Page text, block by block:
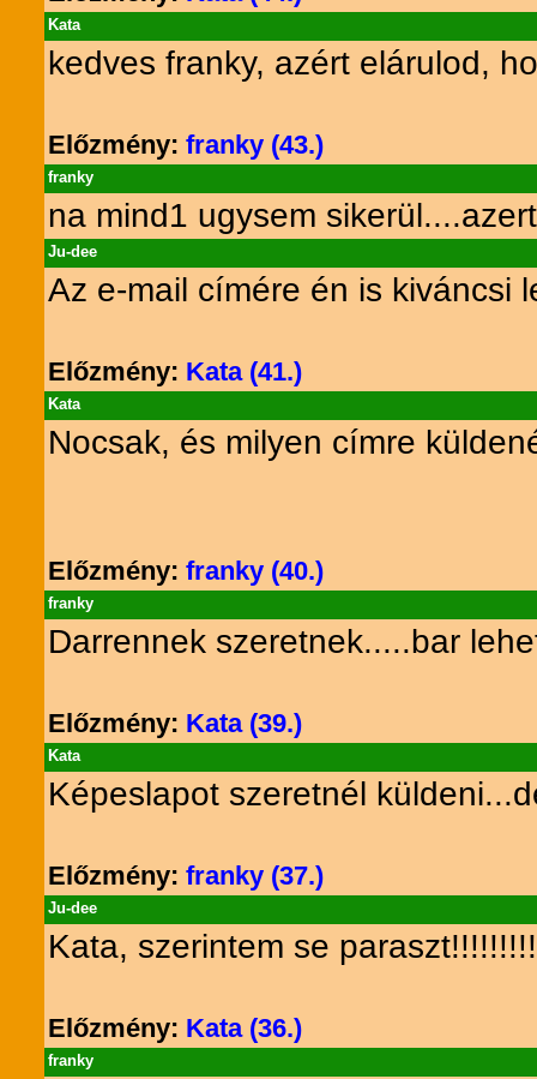
Kata
kedves franky, azért elárulod,
Előzmény: franky (43.)
franky
na mind1 ugysem
Ju-dee
Az e-mail címére én is kiváncsi
Előzmény: Kata (41.)
Kata
Nocsak, és milyen címre
Előzmény: franky (40.)
franky
Darrennek szeretnek.....bar
Előzmény: Kata (39.)
Kata
Képeslapot szeretnél
Előzmény: franky (37.)
Ju-dee
Kata, szerintem se
Előzmény: Kata (36.)
franky